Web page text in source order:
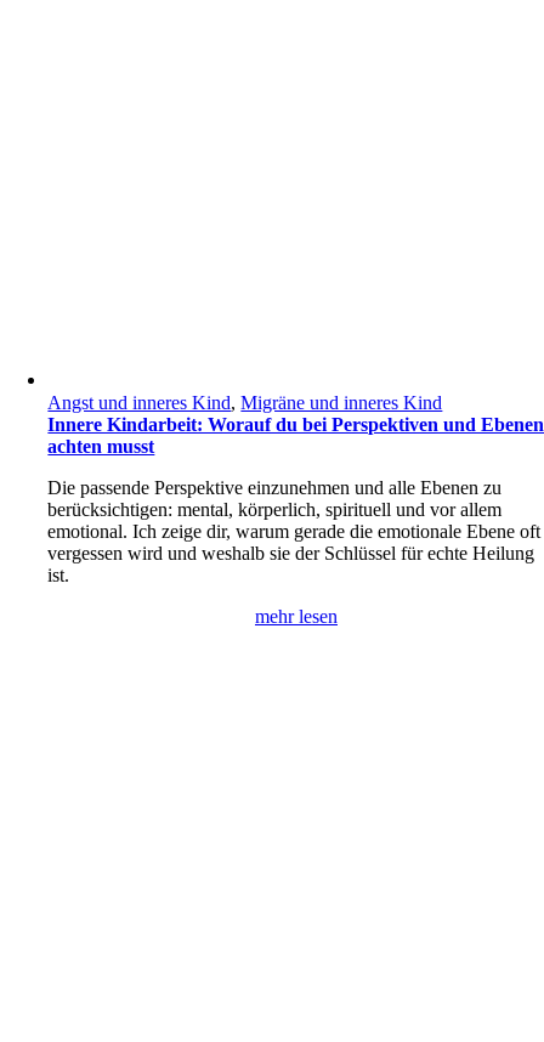
Angst und inneres Kind,Migräne und inneres Kind
Innere Kindarbeit: Worauf du bei Perspektiven und Ebenen
achten musst
Die passende Perspektive einzunehmen und alle Ebenen zu
berücksichtigen: mental, körperlich, spirituell und vor allem
emotional. Ich zeige dir, warum gerade die emotionale Ebene oft
vergessen wird und weshalb sie der Schlüssel für echte Heilung
ist.
mehr lesen